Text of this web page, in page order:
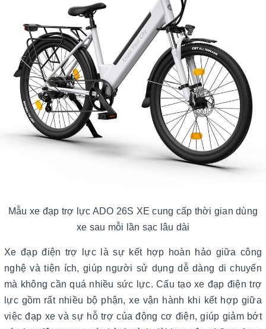
Mẫu xe đạp trợ lực ADO 26S XE cung cấp thời gian dùng
xe sau mỗi lần sạc lâu dài
Xe đạp điện trợ lực là sự kết hợp hoàn hảo giữa công
nghệ và tiện ích, giúp người sử dụng dễ dàng di chuyển
mà không cần quá nhiều sức lực. Cấu tạo xe đạp điện trợ
lực gồm rất nhiều bộ phận, xe vận hành khi kết hợp giữa
việc đạp xe và sự hỗ trợ của động cơ điện, giúp giảm bớt